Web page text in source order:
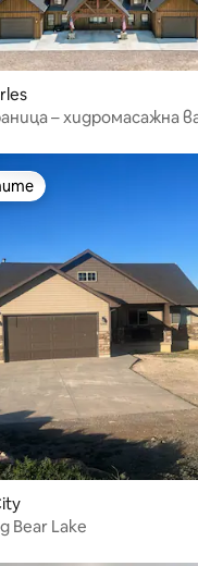
– хидромасажна
Bear Lake